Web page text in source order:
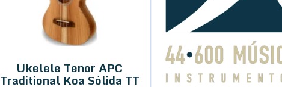
Ukelele Tenor APC
Traditional Koa Sólida TT